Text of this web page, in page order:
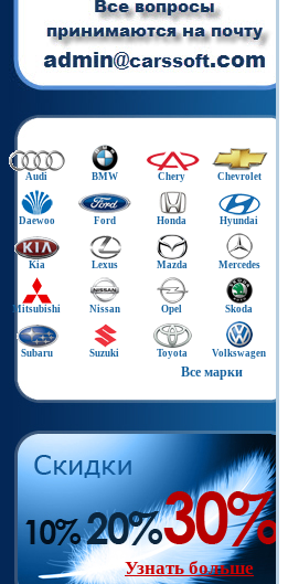
Audi BMW Chery Chevrolet
Daewoo Ford Honda Hyundai
Kia Lexus Mazda Mercedes
Mitsubishi Nissan Opel Skoda
Subaru Suzuki Toyota Volkswagen
Все марки
Узнать больше